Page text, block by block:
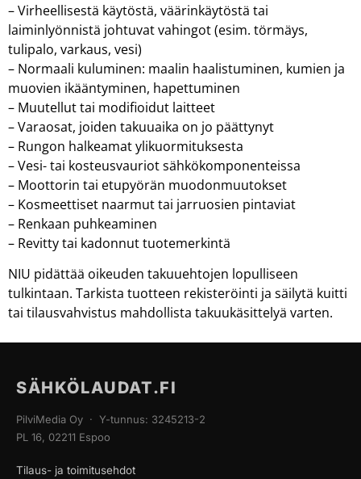
– Virheellisestä käytöstä, väärinkäytöstä tai
laiminlyönnistä johtuvat vahingot (esim. törmäys,
tulipalo, varkaus, vesi)
– Normaali kuluminen: maalin haalistuminen, kumien ja
muovien ikääntyminen, hapettuminen
– Muutellut tai modifioidut laitteet
– Varaosat, joiden takuuaika on jo päättynyt
– Rungon halkeamat ylikuormituksesta
– Vesi- tai kosteusvauriot sähkökomponenteissa
– Moottorin tai etupyörän muodonmuutokset
– Kosmeettiset naarmut tai jarruosien pintaviat
– Renkaan puhkeaminen
– Revitty tai kadonnut tuotemerkintä
NIU pidättää oikeuden takuuehtojen lopulliseen
tulkintaan. Tarkista tuotteen rekisteröinti ja säilytä kuitti
tai tilausvahvistus mahdollista takuukäsittelyä varten.
SÄHKÖLAUDAT.FI
PilviMedia Oy · Y-tunnus: 3245213-2
PL 16, 02211 Espoo
Tilaus- ja toimitusehdot